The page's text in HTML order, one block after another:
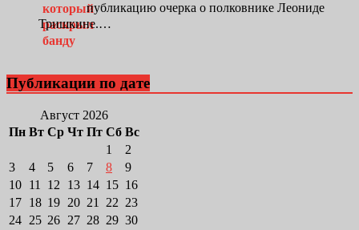
публикацию очерка о полковнике Леониде
Тришкине.…
Публикации по дате
Август 2026
Пн Вт Ср Чт Пт Сб Вс
1
2
3
4 5 6 7 8
9
10 11 12 13 14 15 16
17 18 19 20 21 22 23
24 25 26 27 28 29 30